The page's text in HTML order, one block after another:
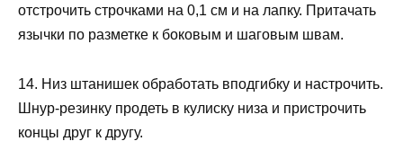
отстрочить строчками на 0,1 см и на лапку. Притачать
язычки по разметке к боковым и шаговым швам.
14. Низ штанишек обработать вподгибку и настрочить.
Шнур-резинку продеть в кулиску низа и пристрочить
концы друг к другу.